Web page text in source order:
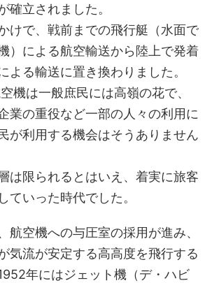
確立されました。
けで、戦前までの飛行艇（水面で
）による航空輸送から陸上で発着
よる輸送に置き換わりました。
機は一般庶民には高嶺の花で、
業の重役など一部の人々の利用に
が利用する機会はそうありません
は限られるとはいえ、着実に旅客
ていった時代でした。
航空機への与圧室の採用が進み、
気流が安定する高高度を飛行する
年にはジェット機（デ・ハビ